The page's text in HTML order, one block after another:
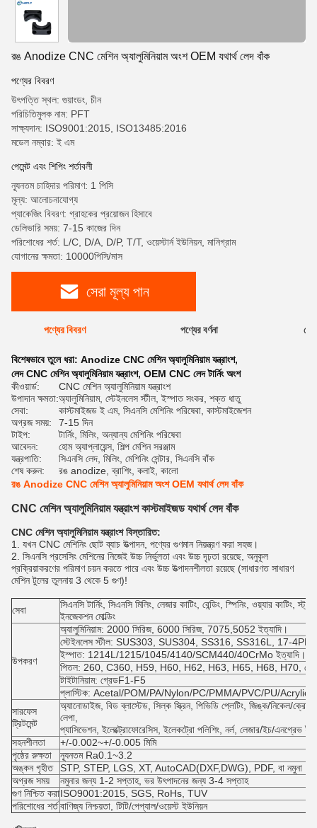
রঙ Anodize CNC মেশিন অ্যালুমিনিয়াম অংশ OEM যথার্থ লেদ বাঁক
পণ্যের বিবরণ
উৎপত্তি স্থল: গুয়াংডং, চীন
পরিচিতিমুলক নাম: PFT
সাক্ষ্যদান: ISO9001:2015, ISO13485:2016
মডেল নম্বার: ই এম
পেমেন্ট এবং শিপিং শর্তাবলী
ন্যূনতম চাহিদার পরিমাণ: 1 পিসি
মূল্য: আলোচনাযোগ্য
প্যাকেজিং বিবরণ: গ্রাহকের প্রয়োজন হিসাবে
ডেলিভারি সময়: 7-15 কাজের দিন
পরিশোধের শর্ত: L/C, D/A, D/P, T/T, ওয়েস্টার্ন ইউনিয়ন, মানিগ্রাম
যোগানের ক্ষমতা: 10000পিসি/মাস
সেরা মূল্য পান
পণ্যের বিবরণ পণ্যের বর্ণনা
বিশেষভাবে তুলে ধরা: Anodize CNC মেশিন অ্যালুমিনিয়াম যন্ত্রাংশ,
লেদ CNC মেশিন অ্যালুমিনিয়াম যন্ত্রাংশ, OEM CNC লেদ টার্নিং অংশ
কীওয়ার্ড:
CNC মেশিন অ্যালুমিনিয়াম যন্ত্রাংশ
উপাদান ক্ষমতা:অ্যালুমিনিয়াম, স্টেইনলেস স্টীল, ইস্পাত সংকর, শক্ত ধাতু
সেবা:
কাস্টমাইজড ই এম, সিএনসি মেশিনিং পরিষেবা, কাস্টমাইজেশন
অগ্রজ সময়:
7-15 দিন
টাইপ:
টার্নিং, মিলিং, অন্যান্য মেশিনিং পরিষেবা
আবেদন:
হোম অ্যাপ্লায়েন্স, শিল্প মেশিন সরঞ্জাম
যন্ত্রপাতি:
সিএনসি লেদ, মিলিং, মেশিনিং সেন্টার, সিএনসি বাঁক
শেষ করুন:
রঙ anodize, ব্রাশিং, কলাই, কালো
রঙ Anodize CNC মেশিন অ্যালুমিনিয়াম অংশ OEM যথার্থ লেদ বাঁক
CNC মেশিন অ্যালুমিনিয়াম যন্ত্রাংশ কাস্টমাইজড যথার্থ লেদ বাঁক
CNC মেশিন অ্যালুমিনিয়াম যন্ত্রাংশ বিস্তারিত:
1. যখন CNC মেশিনিং ছোট ব্যাচ উত্পাদন, পণ্যের গুণমান নিয়ন্ত্রণ করা সহজ।
2. সিএনসি প্রসেসিং মেশিনের নিজেই উচ্চ নির্ভুলতা এবং উচ্চ দৃঢ়তা রয়েছে, অনুকূল
প্রক্রিয়াকরণের পরিমাণ চয়ন করতে পারে এবং উচ্চ উত্পাদনশীলতা রয়েছে (সাধারণত সাধারণ
মেশিন টুলের তুলনায় 3 থেকে 5 গুণ)!
সেবা
সিএনসি টার্নিং, সিএনসি মিলিং, লেজার কাটিং, বেন্ডিং, স্পিনিং, ওয়্যার কাটিং,
ইনজেকশন মোল্ডিং
উপকরণ
অ্যালুমিনিয়াম: 2000 সিরিজ, 6000 সিরিজ, 7075,5052 ইত্যাদি।
স্টেইনলেস স্টীল: SUS303, SUS304, SS316, SS316L, 17-4PH
ইস্পাত: 1214L/1215/1045/4140/SCM440/40CrMo ইত্যাদি।
পিতল: 260, C360, H59, H60, H62, H63, H65, H68, H70,
টাইটানিয়াম: গ্রেডF1-F5
প্লাস্টিক: Acetal/POM/PA/Nylon/PC/PMMA/PVC/PU/Acrylic/
সারফেস
ট্রিটমেন্ট
অ্যানোডাইজ, বিড ব্লাস্টেড, সিল্ক স্ক্রিন, পিভিডি প্লেটিং, জিঙ্ক/নিকেল/ক্রোম/
লেপা,
প্যাসিভেশন, ইলেক্ট্রোফোরেসিস, ইলেকট্রো পলিশিং, নর্ল, লেজার/ইচ/এনগ্রেভ
সহনশীলতা
+/-0.002~+/-0.005 মিমি
পৃষ্ঠের রুক্ষতা
ন্যূনতম Ra0.1~3.2
অঙ্কন গৃহীত
STP, STEP, LGS, XT, AutoCAD(DXF,DWG), PDF, বা নমুনা
অগ্রজ সময়
নমুনার জন্য 1-2 সপ্তাহ, ভর উৎপাদনের জন্য 3-4 সপ্তাহ
গুণ নিশ্চিত করাISO9001:2015, SGS, RoHs, TUV
পরিশোধের শর্তবাণিজ্য নিশ্চয়তা, টিটি/পেপ্যাল/ওয়েস্ট ইউনিয়ন